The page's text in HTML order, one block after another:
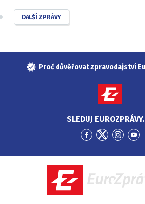
DALŠÍ ZPRÁVY
Proč důvěřovat zpravodajství
SLEDUJ
Přejít
Facebook
Přejít
Twitter
Přejít
EuroZprávy.cz